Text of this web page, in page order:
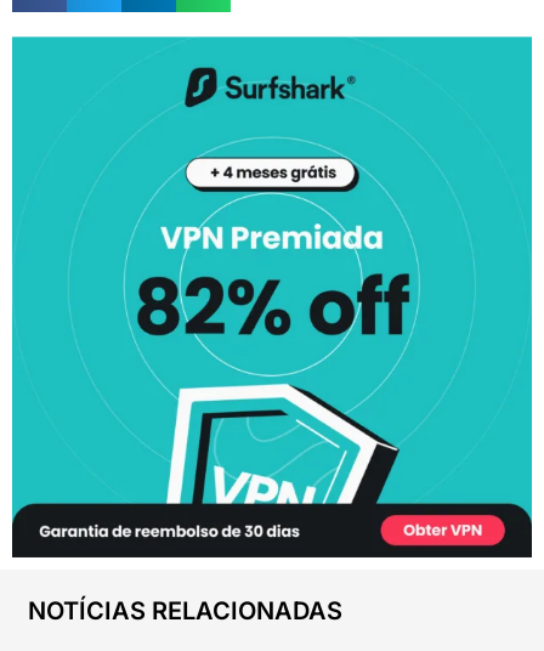
NOTÍCIAS RELACIONADAS